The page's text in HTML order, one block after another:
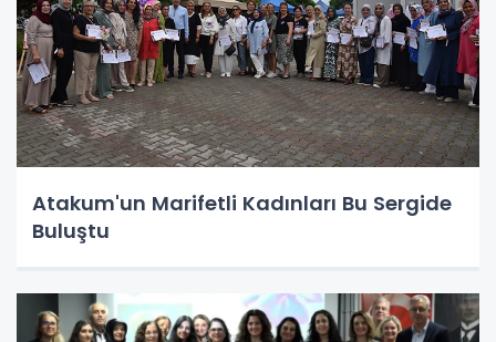
Atakum'un Marifetli Kadınları Bu Sergide
Buluştu